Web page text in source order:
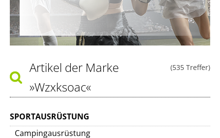
(535 Treffer)
Artikel der Marke
»Wzxksoac«
SPORTAUSRÜSTUNG
Campingausrüstung